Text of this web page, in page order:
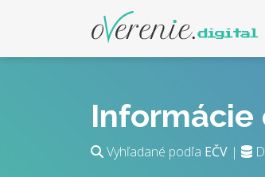
Informácie
Vyhľadané podľa EČV |